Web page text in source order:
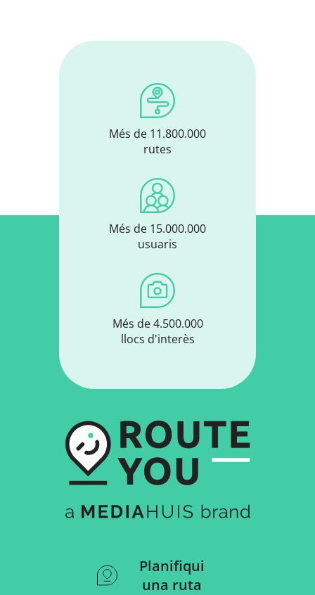
Més de 11.800.000
rutes
Més de 15.000.000
usuaris
Més de 4.500.000
llocs d'interès
Planifiqui
una ruta